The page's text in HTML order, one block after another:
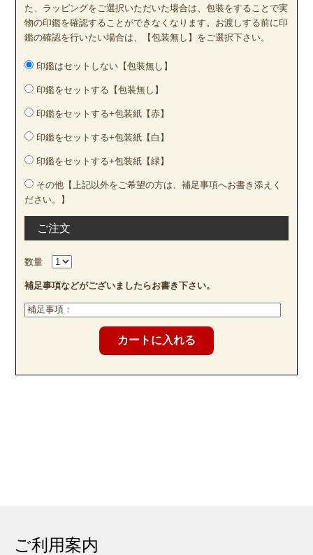
た、ラッピングをご選択いただいた場合は、包装をすることで実
物の印鑑を確認することができなくなります。お渡しする前に印
鑑の確認を行いたい場合は、【包装無し】をご選択下さい。
印鑑はセットしない【包装無し】
印鑑をセットする【包装無し】
印鑑をセットする+包装紙【赤】
印鑑をセットする+包装紙【白】
印鑑をセットする+包装紙【緑】
その他【上記以外をご希望の方は、補足事項へお書き添えく
ださい。】
ご注文
数量
補足事項などがございましたらお書き下さい。
ご利用案内